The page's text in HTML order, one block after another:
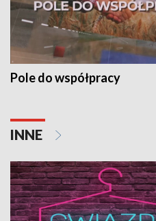
Pole do współpracy
INNE